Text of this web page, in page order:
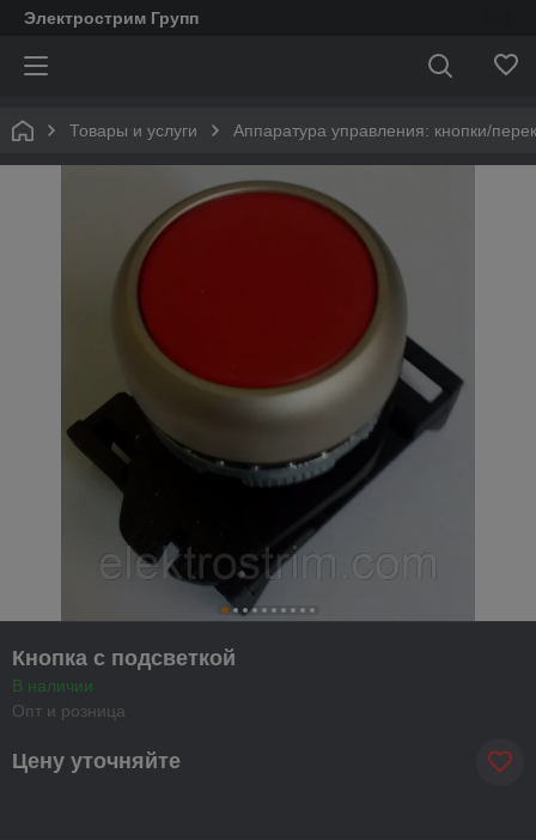
Электрострим Групп
Товары и услуги Аппаратура управления: кнопки/
Кнопка с подсветкой
В наличии
Опт и розница
Цену уточняйте